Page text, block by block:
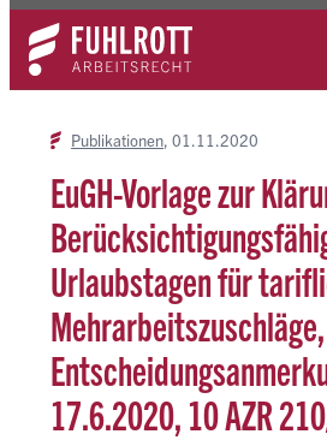
Zum
Inhalt
springen
Kontakt
Publikationen 01.11.2020
EuGH-Vorlage zur
Urlaubstagen für
Mehrarbeitszuschläge,
17.6.2020, 10 AZR